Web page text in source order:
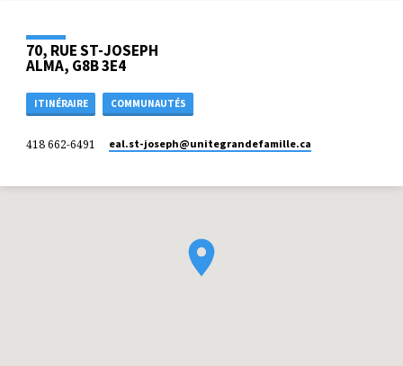
70, RUE ST-JOSEPH
ALMA, G8B 3E4
ITINÉRAIRE COMMUNAUTÉS
418 662-6491 eal.st-joseph​@unitegrandefamille.ca